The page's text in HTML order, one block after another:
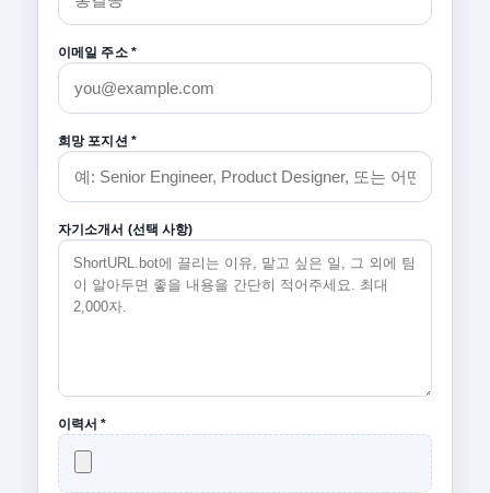
이메일 주소 *
희망 포지션 *
자기소개서 (선택 사항)
이력서 *